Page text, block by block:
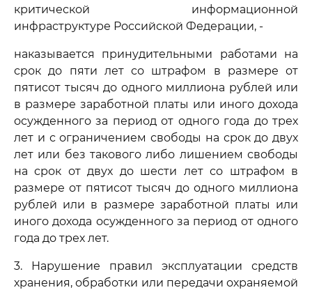
критической информационной
инфраструктуре Российской Федерации, -
наказывается принудительными работами на
срок до пяти лет со штрафом в размере от
пятисот тысяч до одного миллиона рублей или
в размере заработной платы или иного дохода
осужденного за период от одного года до трех
лет и с ограничением свободы на срок до двух
лет или без такового либо лишением свободы
на срок от двух до шести лет со штрафом в
размере от пятисот тысяч до одного миллиона
рублей или в размере заработной платы или
иного дохода осужденного за период от одного
года до трех лет.
3. Нарушение правил эксплуатации средств
хранения, обработки или передачи охраняемой